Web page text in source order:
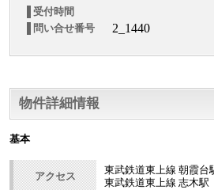
受付時間
問い合せ番号
2_1440
物件詳細情報
基本
アクセス
東武鉄道東上線 朝霞台
東武鉄道東上線 志木駅